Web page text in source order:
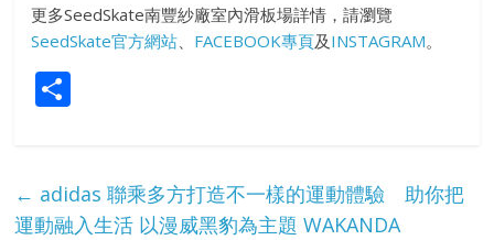
更多SeedSkate南豐紗廠室內滑板場詳情，請瀏覽
SeedSkate官方網站
FACEBOOK專頁及 INSTAGRAM。
e
← adidas 聯乘多方打造不一樣的運動體驗 助你把
運動融入生活 以漫威黑豹為主題 WAKANDA